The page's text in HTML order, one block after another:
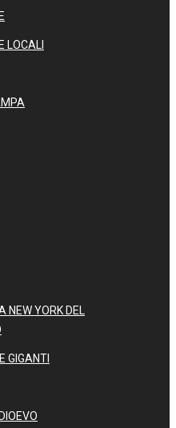
LOCALI
NEW YORK DEL
GIGANTI